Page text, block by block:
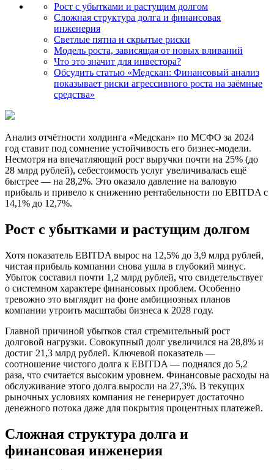
Рост с убытками и растущим долгом
Сложная структура долга и финансовая
инженерия
Светлые пятна и скрытые риски
Модель роста, зависящая от новых вливаний
Что это значит для инвестора?
Обсудить статью «Медскан: Финансовый анализ
показывает риски агрессивного роста на заёмные
средства»
Анализ отчётности холдинга «Медскан» по МСФО за 2024
год ставит под сомнение устойчивость его бизнес-модели.
Несмотря на впечатляющий рост выручки почти на 25% (до
28 млрд рублей), себестоимость услуг увеличивалась ещё
быстрее — на 28,2%. Это оказало давление на валовую
прибыль и привело к снижению рентабельности по EBITDA с
14,1% до 12,7%.
Рост с убытками и растущим долгом
Хотя показатель EBITDA вырос на 12,5% до 3,9 млрд рублей,
чистая прибыль компании снова ушла в глубокий минус.
Убыток составил почти 1,2 млрд рублей, что свидетельствует
о системном характере финансовых проблем. Особенно
тревожно это выглядит на фоне амбициозных планов
компании утроить масштабы бизнеса к 2028 году.
Главной причиной убытков стал стремительный рост
долговой нагрузки. Совокупный долг увеличился на 28,8% и
достиг 21,3 млрд рублей. Ключевой показатель —
соотношение чистого долга к EBITDA — поднялся до 5,2
раза, что считается высоким уровнем. Финансовые расходы на
обслуживание этого долга выросли на 27,3%. В текущих
рыночных условиях компания не генерирует достаточно
денежного потока даже для покрытия процентных платежей.
Сложная структура долга и
финансовая инженерия